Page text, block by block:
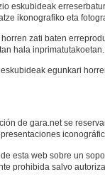
eskubideak
ikonografiko eta
zati baten
hala inprimatutakoetan.
egunkari
de gara.net se
esta web sobre un
prohibida salvo